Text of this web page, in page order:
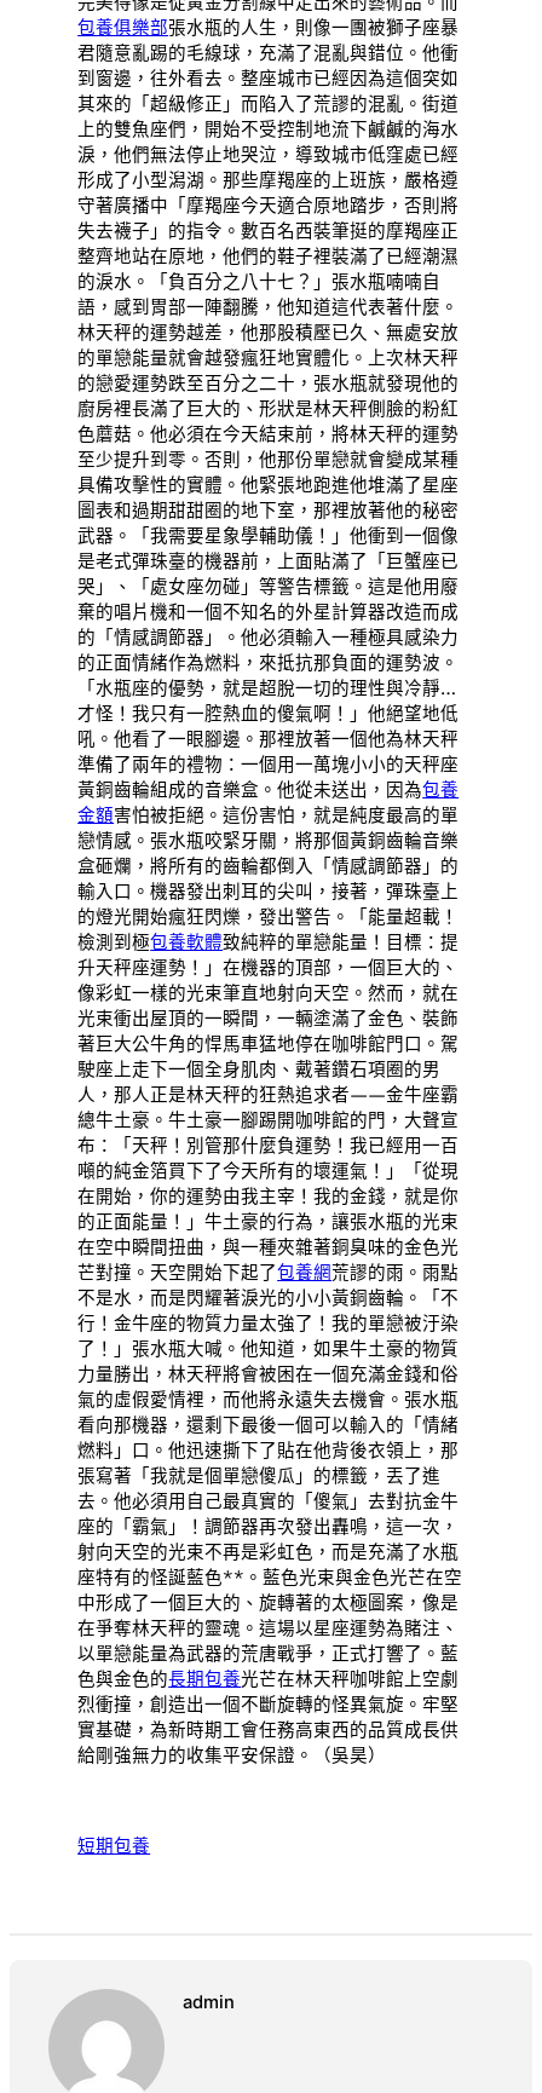
包養俱樂部張水瓶的人生，則像一團被獅子座暴
君隨意亂踢的毛線球，充滿了混亂與錯位。他衝
到窗邊，往外看去。整座城市已經因為這個突如
其來的「超級修正」而陷入了荒謬的混亂。街道
上的雙魚座們，開始不受控制地流下鹹鹹的海水
淚，他們無法停止地哭泣，導致城市低窪處已經
形成了小型潟湖。那些摩羯座的上班族，嚴格遵
守著廣播中「摩羯座今天適合原地踏步，否則將
失去襪子」的指令。數百名西裝筆挺的摩羯座正
整齊地站在原地，他們的鞋子裡裝滿了已經潮濕
的淚水。「負百分之八十七？」張水瓶喃喃自
語，感到胃部一陣翻騰，他知道這代表著什麼。
林天秤的運勢越差，他那股積壓已久、無處安放
的單戀能量就會越發瘋狂地實體化。上次林天秤
的戀愛運勢跌至百分之二十，張水瓶就發現他的
廚房裡長滿了巨大的、形狀是林天秤側臉的粉紅
色蘑菇。他必須在今天結束前，將林天秤的運勢
至少提升到零。否則，他那份單戀就會變成某種
具備攻擊性的實體。他緊張地跑進他堆滿了星座
圖表和過期甜甜圈的地下室，那裡放著他的秘密
武器。「我需要星象學輔助儀！」他衝到一個像
是老式彈珠臺的機器前，上面貼滿了「巨蟹座已
哭」、「處女座勿碰」等警告標籤。這是他用廢
棄的唱片機和一個不知名的外星計算器改造而成
的「情感調節器」。他必須輸入一種極具感染力
的正面情緒作為燃料，來抵抗那負面的運勢波。
「水瓶座的優勢，就是超脫一切的理性與冷靜…
才怪！我只有一腔熱血的傻氣啊！」他絕望地低
吼。他看了一眼腳邊。那裡放著一個他為林天秤
準備了兩年的禮物：一個用一萬塊小小的天秤座
黃銅齒輪組成的音樂盒。他從未送出，因為包養
金額害怕被拒絕。這份害怕，就是純度最高的單
戀情感。張水瓶咬緊牙關，將那個黃銅齒輪音樂
盒砸爛，將所有的齒輪都倒入「情感調節器」的
輸入口。機器發出刺耳的尖叫，接著，彈珠臺上
的燈光開始瘋狂閃爍，發出警告。「能量超載！
檢測到極包養軟體致純粹的單戀能量！目標：提
升天秤座運勢！」在機器的頂部，一個巨大的、
像彩虹一樣的光束筆直地射向天空。然而，就在
光束衝出屋頂的一瞬間，一輛塗滿了金色、裝飾
著巨大公牛角的悍馬車猛地停在咖啡館門口。駕
駛座上走下一個全身肌肉、戴著鑽石項圈的男
人，那人正是林天秤的狂熱追求者——金牛座霸
總牛土豪。牛土豪一腳踢開咖啡館的門，大聲宣
布：「天秤！別管那什麼負運勢！我已經用一百
噸的純金箔買下了今天所有的壞運氣！」「從現
在開始，你的運勢由我主宰！我的金錢，就是你
的正面能量！」牛土豪的行為，讓張水瓶的光束
在空中瞬間扭曲，與一種夾雜著銅臭味的金色光
芒對撞。天空開始下起了包養網荒謬的雨。雨點
不是水，而是閃耀著淚光的小小黃銅齒輪。「不
行！金牛座的物質力量太強了！我的單戀被汙染
了！」張水瓶大喊。他知道，如果牛土豪的物質
力量勝出，林天秤將會被困在一個充滿金錢和俗
氣的虛假愛情裡，而他將永遠失去機會。張水瓶
看向那機器，還剩下最後一個可以輸入的「情緒
燃料」口。他迅速撕下了貼在他背後衣領上，那
張寫著「我就是個單戀傻瓜」的標籤，丟了進
去。他必須用自己最真實的「傻氣」去對抗金牛
座的「霸氣」！調節器再次發出轟鳴，這一次，
射向天空的光束不再是彩虹色，而是充滿了水瓶
座特有的怪誕藍色**。藍色光束與金色光芒在空
中形成了一個巨大的、旋轉著的太極圖案，像是
在爭奪林天秤的靈魂。這場以星座運勢為賭注、
以單戀能量為武器的荒唐戰爭，正式打響了。藍
色與金色的長期包養光芒在林天秤咖啡館上空劇
烈衝撞，創造出一個不斷旋轉的怪異氣旋。牢堅
實基礎，為新時期工會任務高東西的品質成長供
給剛強無力的收集平安保證。（吳昊）
短期包養
admin